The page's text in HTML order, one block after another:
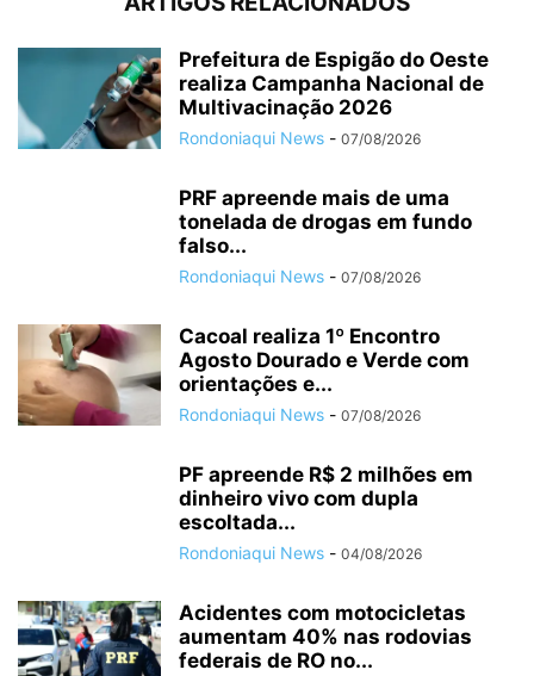
Prefeitura de Espigão do Oeste
realiza Campanha Nacional de
Multivacinação 2026
Rondoniaqui News - 07/08/2026
PRF apreende mais de uma
tonelada de drogas em fundo
falso...
Rondoniaqui News - 07/08/2026
Cacoal realiza 1º Encontro
Agosto Dourado e Verde com
orientações e...
Rondoniaqui News - 07/08/2026
PF apreende R$ 2 milhões em
dinheiro vivo com dupla
escoltada...
Rondoniaqui News - 04/08/2026
Acidentes com motocicletas
aumentam 40% nas rodovias
federais de RO no...